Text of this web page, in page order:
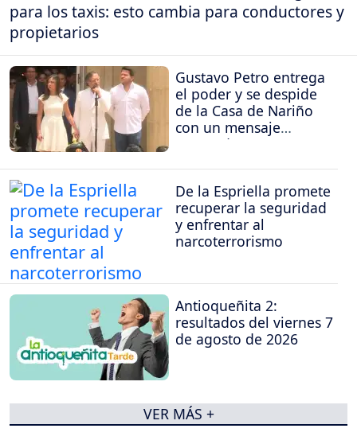
para los taxis: esto cambia para conductores y
propietarios
Gustavo Petro entrega
el poder y se despide
de la Casa de Nariño
con un mensaje
contundente
De la Espriella promete
recuperar la seguridad
y enfrentar al
narcoterrorismo
Antioqueñita 2:
resultados del viernes 7
de agosto de 2026
VER MÁS +